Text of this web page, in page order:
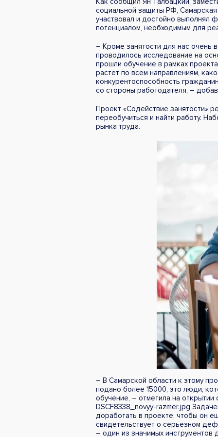
Как сообщил Ян Талбацкий,
социальной защиты РФ,
участвовал и достойно выполнял
потенциалом, необходимым для
– Кроме занятости для нас очень
проводилось исследование на
прошли обучение в рамках
растет по всем направлениям,
конкурентоспособность
со стороны работодателя, –
Проект «Содействие занятости»
переобучиться и найти работу.
рынка труда.
– В Самарской области к этому
подано более 15000, это люди,
обучение, – отметила на открытии
DSCF8338_novyy-razmer.jpg
доработать в проекте, чтобы он
свидетельствует о серьезном
– один из значимых